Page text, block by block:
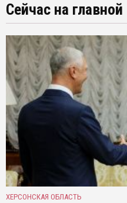
Сейчас на главной
ХЕРСОНСКАЯ ОБЛАСТЬ